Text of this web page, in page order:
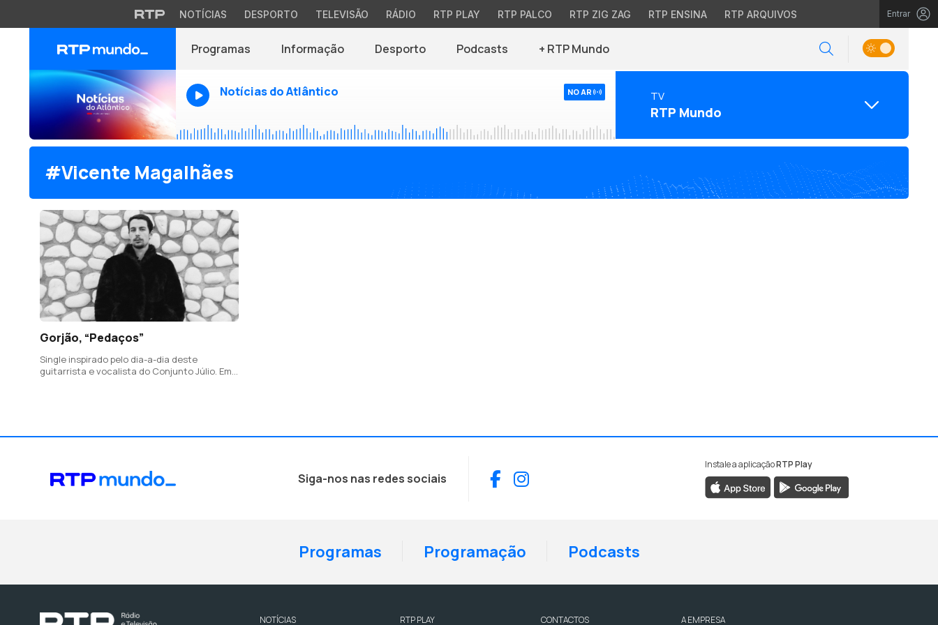
NOTÍCIAS DESPORTO TELEVISÃO RÁDIO RTP PLAY RTP PALCO RTP ZIG ZAG RTP ENSINA RTP ARQUIVOS Entrar
Programas Informação Desporto Podcasts + RTP Mundo
Notícias do Atlântico NO AR TV
RTP Mundo
#Vicente Magalhães
Gorjão, “Pedaços”
Single inspirado pelo dia-a-dia deste
guitarrista e vocalista do Conjunto Júlio. Em
Siga-nos nas redes sociais Facebook
Instagram
Instale a aplicaçãoRTP Play
Programas Programação Podcasts
NOTÍCIAS RTP PLAY CONTACTOS A EMPRESA